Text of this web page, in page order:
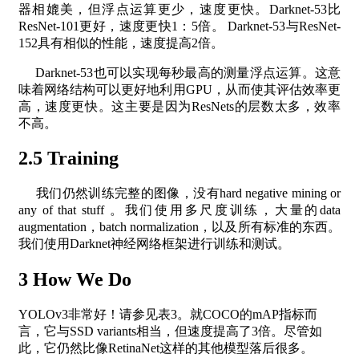
器相媲美，但浮点运算更少，速度更快。Darknet-53比
ResNet-101更好，速度更快1：5倍。 Darknet-53与ResNet-
152具有相似的性能，速度提高2倍。
Darknet-53也可以实现每秒最高的测量浮点运算。这意
味着网络结构可以更好地利用GPU，从而使其评估效率更
高，速度更快。这主要是因为ResNets的层数太多，效率
不高。
2.5 Training
我们仍然训练完整的图像，没有hard negative mining or
any of that stuff 。我们使用多尺度训练，大量的data
augmentation，batch normalization，以及所有标准的东西。
我们使用Darknet神经网络框架进行训练和测试。
3 How We Do
YOLOv3非常好！请参见表3。就COCO的mAP指标而
言，它与SSD variants相当，但速度提高了3倍。尽管如
此，它仍然比像RetinaNet这样的其他模型落后很多。